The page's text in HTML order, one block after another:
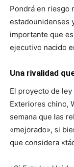
Pondrá en riesgo
estadounidenses
importante que
ejecutivo nacido
Una rivalidad
El proyecto de
Exteriores chino,
semana que las
«mejorado», si
que considera